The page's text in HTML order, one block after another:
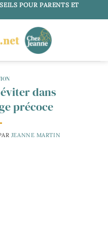
POUR PARENTS ET
dans
précoce
JEANNE MARTIN